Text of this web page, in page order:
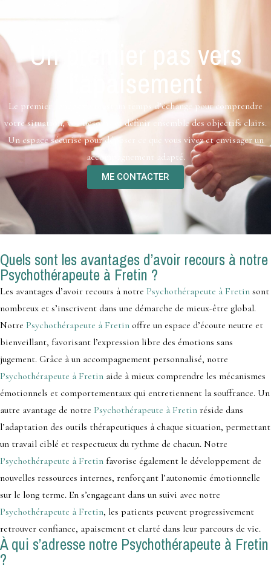
Un premier pas vers
l’apaisement
Le premier rendez-vous est un temps d’échange pour comprendre
votre situation, vos besoins et définir ensemble des objectifs clairs.
Un espace sécurisé pour déposer ce que vous vivez et envisager un
accompagnement adapté.
ME CONTACTER
Quels sont les avantages d’avoir recours à notre
Psychothérapeute à Fretin ?
Les avantages d’avoir recours à notre Psychothérapeute à Fretin sont
nombreux et s’inscrivent dans une démarche de mieux-être global.
Notre Psychothérapeute à Fretin offre un espace d’écoute neutre et
bienveillant, favorisant l’expression libre des émotions sans
jugement. Grâce à un accompagnement personnalisé, notre
Psychothérapeute à Fretin aide à mieux comprendre les mécanismes
émotionnels et comportementaux qui entretiennent la souffrance. Un
autre avantage de notre Psychothérapeute à Fretin réside dans
l’adaptation des outils thérapeutiques à chaque situation, permettant
un travail ciblé et respectueux du rythme de chacun. Notre
Psychothérapeute à Fretin favorise également le développement de
nouvelles ressources internes, renforçant l’autonomie émotionnelle
sur le long terme. En s’engageant dans un suivi avec notre
Psychothérapeute à Fretin, les patients peuvent progressivement
retrouver confiance, apaisement et clarté dans leur parcours de vie.
À qui s’adresse notre Psychothérapeute à Fretin
?